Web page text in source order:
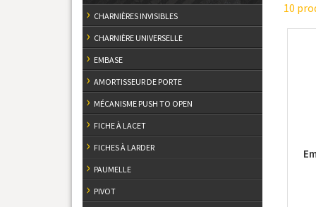
CHARNIÈRES INVISIBLES
CHARNIÈRE UNIVERSELLE
EMBASE
AMORTISSEUR DE PORTE
MÉCANISME PUSH TO OPEN
FICHE À LACET
FICHES À LARDER
PAUMELLE
PIVOT
10